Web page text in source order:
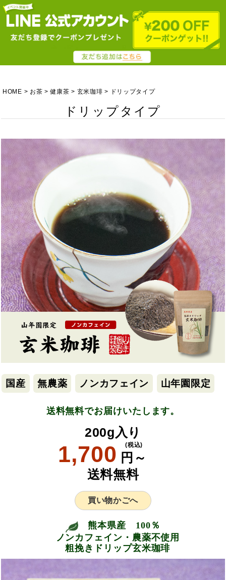
HOME お茶 健康茶 玄米珈琲 ドリップタイプ
ドリップタイプ
国産 無農薬 ノンカフェイン 山年園限定
送料無料でお届けいたします。
200g入り
1,700 円～
(税込)
送料無料
買い物かごへ
熊本県産 100％
ノンカフェイン・農薬不使用
粗挽きドリップ玄米珈琲